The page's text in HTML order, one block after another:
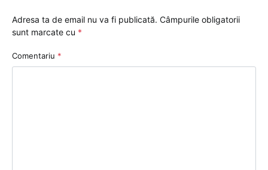
Adresa ta de email nu va fi publicată. Câmpurile obligatorii
sunt marcate cu *
Comentariu *